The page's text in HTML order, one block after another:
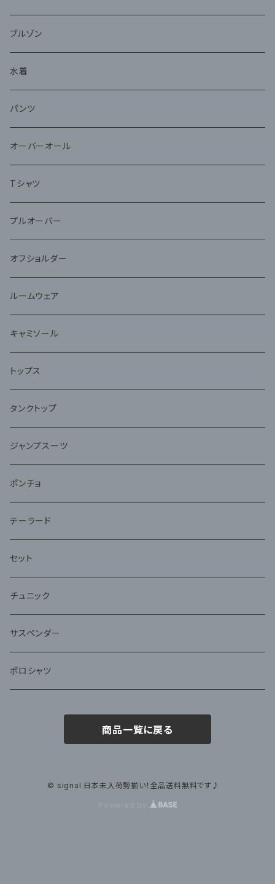
ブルゾン
水着
パンツ
オーバーオール
Tシャツ
プルオーバー
オフショルダー
ルームウェア
キャミソール
トップス
タンクトップ
ジャンプスーツ
ポンチョ
テーラード
セット
チュニック
サスペンダー
ポロシャツ
商品一覧に戻る
© signal 日本未入荷勢揃い！全品送料無料です♪
Powered by